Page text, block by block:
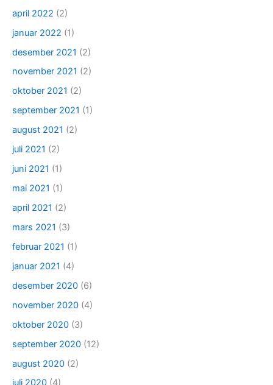
april 2022 (2)
januar 2022 (1)
desember 2021 (2)
november 2021 (2)
oktober 2021 (2)
september 2021 (1)
august 2021 (2)
juli 2021 (2)
juni 2021 (1)
mai 2021 (1)
april 2021 (2)
mars 2021 (3)
februar 2021 (1)
januar 2021 (4)
desember 2020 (6)
november 2020 (4)
oktober 2020 (3)
september 2020 (12)
august 2020 (2)